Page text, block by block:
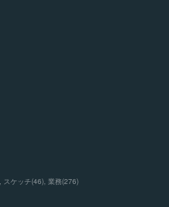
スケッチ(46) 業務(276)